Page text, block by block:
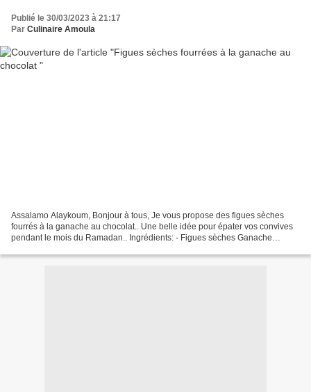
Publié le 30/03/2023 à 21:17
Par Culinaire Amoula
Assalamo Alaykoum, Bonjour à tous, Je vous propose des figues sèches
fourrés à la ganache au chocolat.. Une belle idée pour épater vos convives
pendant le mois du Ramadan.. Ingrédients: - Figues sèches Ganache